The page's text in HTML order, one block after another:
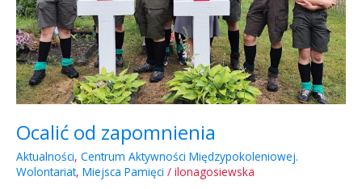
Ocalić od zapomnienia
Aktualności, Centrum Aktywności Międzypokoleniowej.
Wolontariat, Miejsca Pamięci / ilonagosiewska